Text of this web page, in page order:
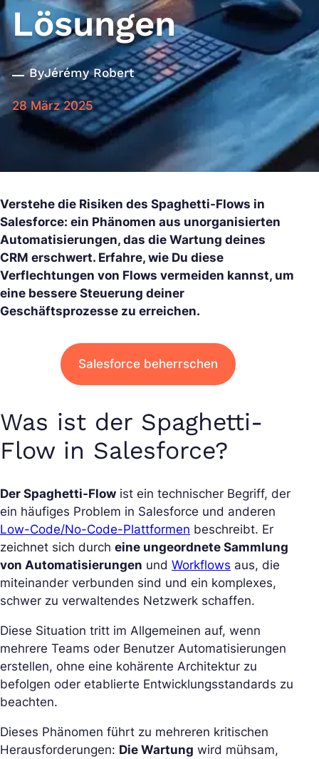
Lösungen
ByJérémy Robert
28 März 2025
Verstehe die Risiken des Spaghetti-Flows in
Salesforce: ein Phänomen aus unorganisierten
Automatisierungen, das die Wartung deines
CRM erschwert. Erfahre, wie Du diese
Verflechtungen von Flows vermeiden kannst, um
eine bessere Steuerung deiner
Geschäftsprozesse zu erreichen.
Salesforce beherrschen
Was ist der Spaghetti-
Flow in Salesforce?
Der Spaghetti-Flow ist ein technischer Begriff, der
ein häufiges Problem in Salesforce und anderen
Low-Code/No-Code-Plattformen beschreibt. Er
zeichnet sich durch eine ungeordnete Sammlung
von Automatisierungen und Workflows aus, die
miteinander verbunden sind und ein komplexes,
schwer zu verwaltendes Netzwerk schaffen.
Diese Situation tritt im Allgemeinen auf, wenn
mehrere Teams oder Benutzer Automatisierungen
erstellen, ohne eine kohärente Architektur zu
befolgen oder etablierte Entwicklungsstandards zu
beachten.
Dieses Phänomen führt zu mehreren kritischen
Herausforderungen: Die Wartung wird mühsam,